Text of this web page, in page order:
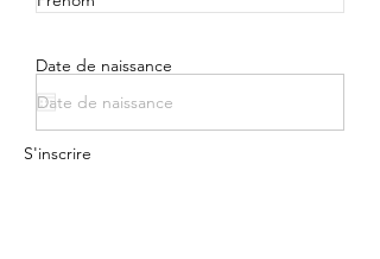
Date de naissance
S'inscrire